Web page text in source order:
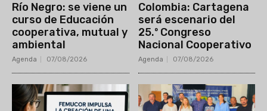
Río Negro: se viene un
curso de Educación
cooperativa, mutual y
ambiental
Agenda 07/08/2026
Colombia: Cartagena
será escenario del
25.º Congreso
Nacional Cooperativo
Agenda 07/08/2026